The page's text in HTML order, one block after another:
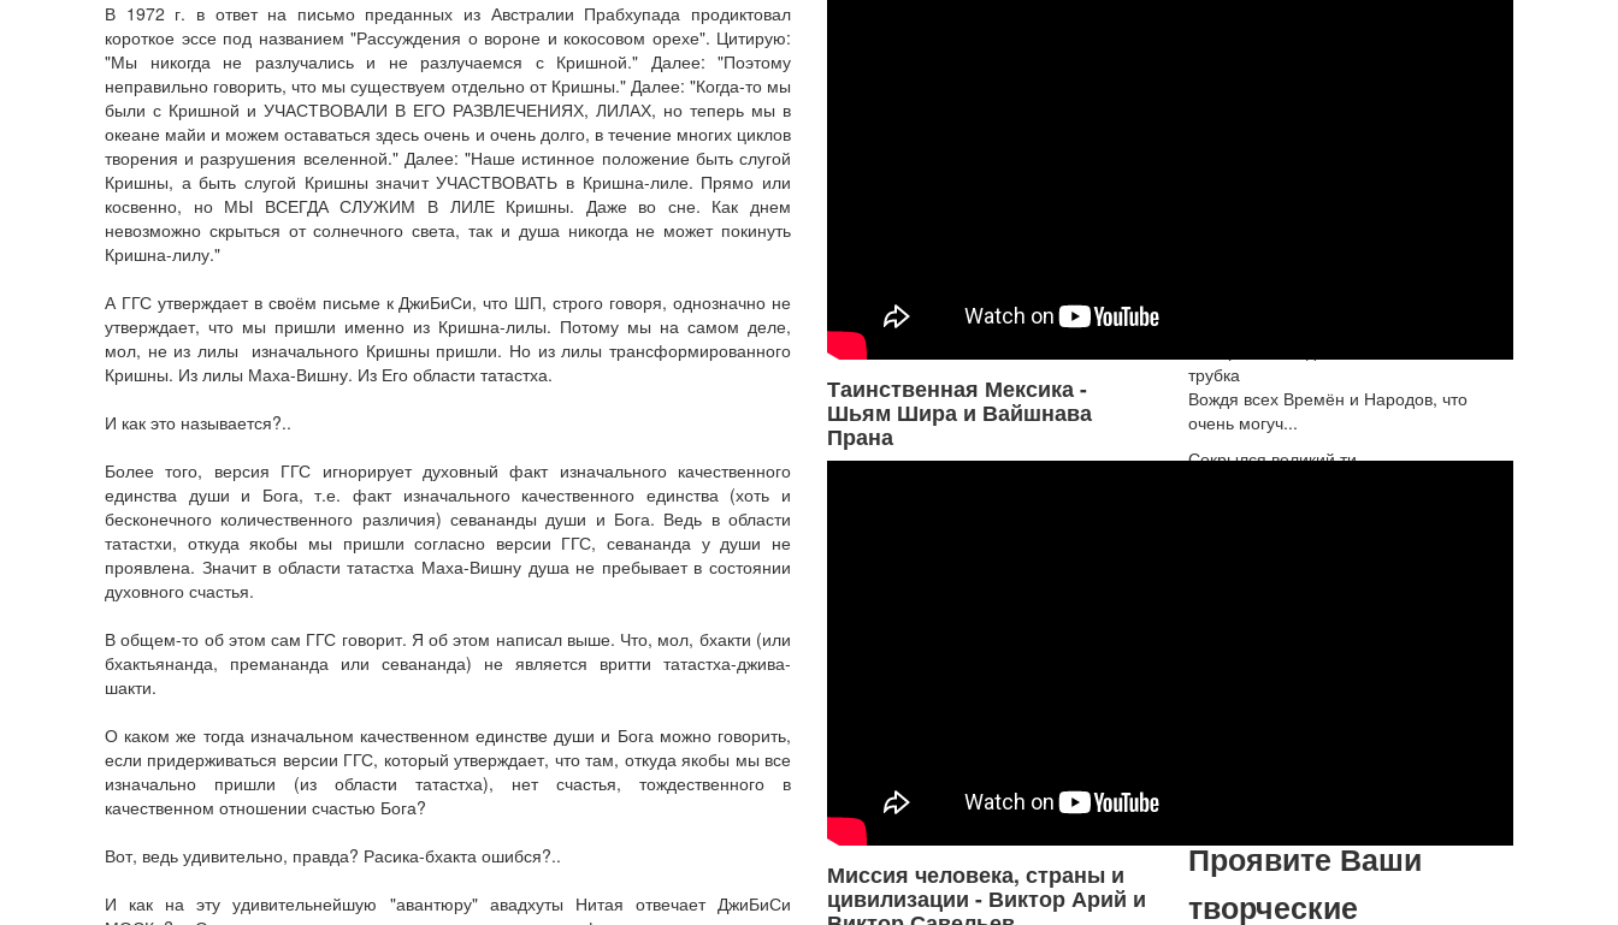
В 1972 г. в ответ на письмо преданных из Австралии Прабхупада продиктовал
короткое эссе под названием "Рассуждения о вороне и кокосовом орехе". Цитирую:
"Мы никогда не разлучались и не разлучаемся с Кришной." Далее: "Поэтому
неправильно говорить, что мы существуем отдельно от Кришны." Далее: "Когда-то мы
были с Кришной и УЧАСТВОВАЛИ В ЕГО РАЗВЛЕЧЕНИЯХ, ЛИЛАХ, но теперь мы в
океане майи и можем оставаться здесь очень и очень долго, в течение многих циклов
творения и разрушения вселенной." Далее: "Наше истинное положение быть слугой
Кришны, а быть слугой Кришны значит УЧАСТВОВАТЬ в Кришна-лиле. Прямо или
косвенно, но МЫ ВСЕГДА СЛУЖИМ В ЛИЛЕ Кришны. Даже во сне. Как днем
невозможно скрыться от солнечного света, так и душа никогда не может покинуть
Кришна-лилу."
А ГГС утверждает в своём письме к ДжиБиСи, что ШП, строго говоря, однозначно не
утверждает, что мы пришли именно из Кришна-лилы. Потому мы на самом деле,
мол, не из лилы изначального Кришны пришли. Но из лилы трансформированного
Кришны. Из лилы Маха-Вишну. Из Его области татастха.
И как это называется?..
Более того, версия ГГС игнорирует духовный факт изначального качественного
единства души и Бога, т.е. факт изначального качественного единства (хоть и
бесконечного количественного различия) севананды души и Бога. Ведь в области
татастхи, откуда якобы мы пришли согласно версии ГГС, севананда у души не
проявлена. Значит в области татастха Маха-Вишну душа не пребывает в состоянии
духовного счастья.
В общем-то об этом сам ГГС говорит. Я об этом написал выше. Что, мол, бхакти (или
бхактьянанда, премананда или севананда) не является вритти татастха-джива-
шакти.
О каком же тогда изначальном качественном единстве души и Бога можно говорить,
если придерживаться версии ГГС, который утверждает, что там, откуда якобы мы все
изначально пришли (из области татастха), нет счастья, тождественного в
качественном отношении счастью Бога?
Вот, ведь удивительно, правда? Расика-бхакта ошибся?..
И как на эту удивительнейшую "авантюру" авадхуты Нитая отвечает ДжиБиСи
Таинственная Мексика -
Шьям Шира и Вайшнава
Прана
Миссия человека, страны и
цивилизации - Виктор Арий и
трубка
Вождя всех Времён и Народов, что
очень могуч...
Сокрылся великий ти...
Проявите Ваши
творческие